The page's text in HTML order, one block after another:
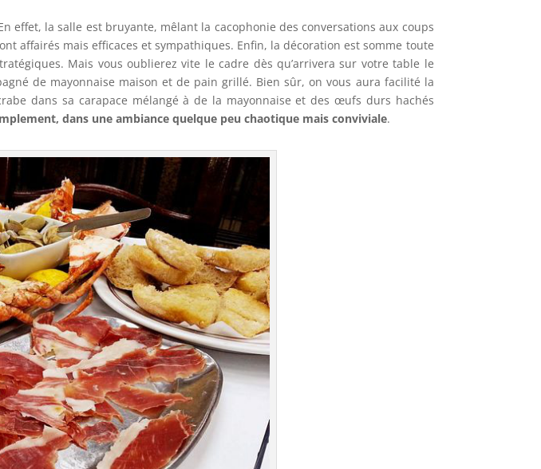
effet, la salle est bruyante, mêlant la cacophonie des conversations aux coups
affairés mais efficaces et sympathiques. Enfin, la décoration est somme toute
Mais vous oublierez vite le cadre dès qu’arrivera sur votre table le
de mayonnaise maison et de pain grillé. Bien sûr, on vous aura facilité la
dans sa carapace mélangé à de la mayonnaise et des œufs durs hachés
dans une ambiance quelque peu chaotique mais conviviale.